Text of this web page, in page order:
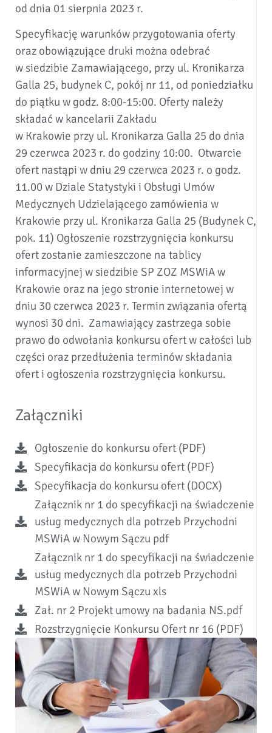
od dnia 01 sierpnia 2023 r.
Specyfikację warunków przygotowania oferty
oraz obowiązujące druki można odebrać
w siedzibie Zamawiającego, przy ul. Kronikarza
Galla 25, budynek C, pokój nr 11, od poniedziałku
do piątku w godz. 8:00-15:00. Oferty należy
składać w kancelarii Zakładu
w Krakowie przy ul. Kronikarza Galla 25 do dnia
29 czerwca 2023 r. do godziny 10:00. Otwarcie
ofert nastąpi w dniu 29 czerwca 2023 r. o godz.
11.00 w Dziale Statystyki i Obsługi Umów
Medycznych Udzielającego zamówienia w
Krakowie przy ul. Kronikarza Galla 25 (Budynek C,
pok. 11) Ogłoszenie rozstrzygnięcia konkursu
ofert zostanie zamieszczone na tablicy
informacyjnej w siedzibie SP ZOZ MSWiA w
Krakowie oraz na jego stronie internetowej w
dniu 30 czerwca 2023 r. Termin związania ofertą
wynosi 30 dni. Zamawiający zastrzega sobie
prawo do odwołania konkursu ofert w całości lub
części oraz przedłużenia terminów składania
ofert i ogłoszenia rozstrzygnięcia konkursu.
Załączniki
Ogłoszenie do konkursu ofert (PDF)
Specyfikacja do konkursu ofert (PDF)
Specyfikacja do konkursu ofert (DOCX)
Załącznik nr 1 do specyfikacji na świadczenie
usług medycznych dla potrzeb Przychodni
MSWiA w Nowym Sączu pdf
Załącznik nr 1 do specyfikacji na świadczenie
usług medycznych dla potrzeb Przychodni
MSWiA w Nowym Sączu xls
Zał. nr 2 Projekt umowy na badania NS.pdf
Rozstrzygnięcie Konkursu Ofert nr 16 (PDF)